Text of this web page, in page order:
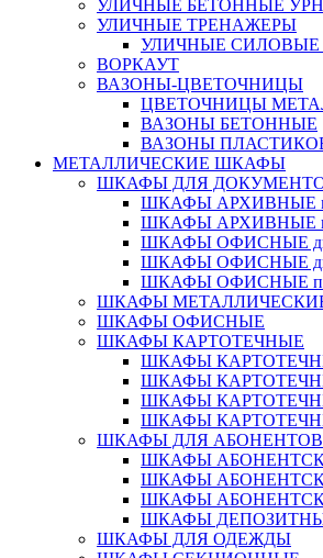
УЛИЧНЫЕ БЕТОННЫЕ
УЛИЧНЫЕ ТРЕНАЖЕРЫ
УЛИЧНЫЕ
ВОРКАУТ
ВАЗОНЫ-ЦВЕТОЧНИЦЫ
ЦВЕТОЧНИЦЫ
ВАЗОНЫ БЕТОННЫЕ
ВАЗОНЫ
МЕТАЛЛИЧЕСКИЕ ШКАФЫ
ШКАФЫ ДЛЯ
ШКАФЫ АРХИВНЫЕ
ШКАФЫ АРХИВНЫЕ
ШКАФЫ ОФИСНЫЕ
ШКАФЫ ОФИСНЫЕ
ШКАФЫ ОФИСНЫЕ
ШКАФЫ
ШКАФЫ ОФИСНЫЕ
ШКАФЫ КАРТОТЕЧНЫЕ
ШКАФЫ
ШКАФЫ
ШКАФЫ
ШКАФЫ
ШКАФЫ ДЛЯ АБОНЕНТОВ
ШКАФЫ
ШКАФЫ
ШКАФЫ
ШКАФЫ
ШКАФЫ ДЛЯ ОДЕЖДЫ